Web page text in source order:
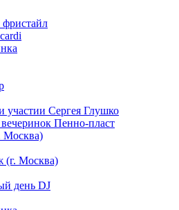
участии Сергея Глушко
Пенно-пласт
Москва)
(г. Москва)
день DJ